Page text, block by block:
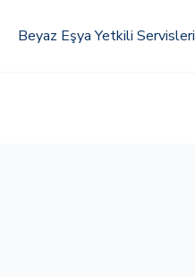
Beyaz Eşya Yetkili Servisleri